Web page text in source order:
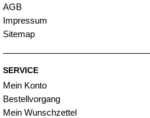
AGB
Impressum
Sitemap
SERVICE
Mein Konto
Bestellvorgang
Mein Wunschzettel